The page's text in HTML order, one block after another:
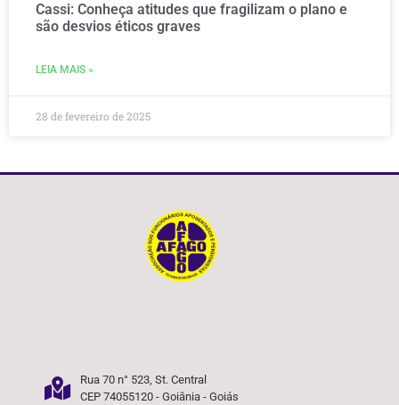
Cassi: Conheça atitudes que fragilizam o plano e
são desvios éticos graves
LEIA MAIS »
28 de fevereiro de 2025
Rua 70 n° 523, St. Central
CEP 74055120 - Goiânia - Goiás